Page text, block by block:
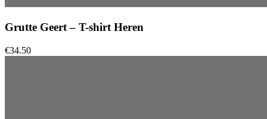
Grutte Geert – T-shirt Heren
€34.50